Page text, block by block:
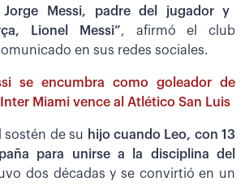
Messi, padre del jugador y
Lionel Messi”, afirmó el club
en sus redes sociales.
se encumbra como goleador de
Miami vence al Atlético San Luis
sostén de su hijo cuando Leo, con 13
para unirse a la disciplina del
dos décadas y se convirtió en un